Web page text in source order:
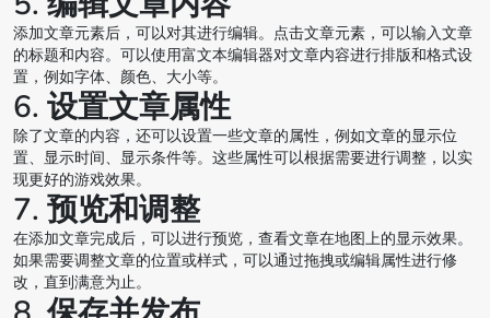
添加文章元素后，可以对其进行编辑。点击文章元素，可以输入文章
的标题和内容。可以使用富文本编辑器对文章内容进行排版和格式设
置，例如字体、颜色、大小等。
6. 设置文章属性
除了文章的内容，还可以设置一些文章的属性，例如文章的显示位
置、显示时间、显示条件等。这些属性可以根据需要进行调整，以实
现更好的游戏效果。
7. 预览和调整
在添加文章完成后，可以进行预览，查看文章在地图上的显示效果。
如果需要调整文章的位置或样式，可以通过拖拽或编辑属性进行修
改，直到满意为止。